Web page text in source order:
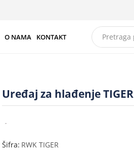
O NAMA KONTAKT
Uređaj za hlađenje TIGER
Šifra: RWK TIGER